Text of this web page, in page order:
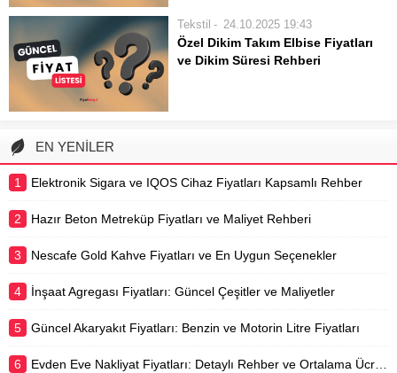
mahremiyet ve ışık kontrolü
açısından da büyük önem taşır.
Perde dikimi, seçilen kumaşın türüne,
Tekstil 24.10.2025 19:43
Özel Dikim Takım Elbise Fiyatları
ve Dikim Süresi Rehberi
özel...
EN YENİLER
1 Elektronik Sigara ve IQOS Cihaz Fiyatları Kapsamlı Rehber
2 Hazır Beton Metreküp Fiyatları ve Maliyet Rehberi
3 Nescafe Gold Kahve Fiyatları ve En Uygun Seçenekler
4 İnşaat Agregası Fiyatları: Güncel Çeşitler ve Maliyetler
5 Güncel Akaryakıt Fiyatları: Benzin ve Motorin Litre Fiyatları
6 Evden Eve Nakliyat Fiyatları: Detaylı Rehber ve Ortalama Ücretler